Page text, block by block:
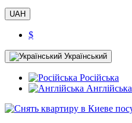
UAH
$
Український
Російська
Англійська